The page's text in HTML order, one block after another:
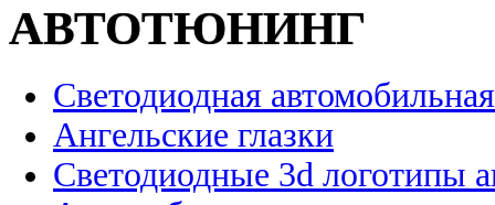
АВТОТЮНИНГ
Светодиодная
Ангельские глазки
Светодиодные 3d логотипы